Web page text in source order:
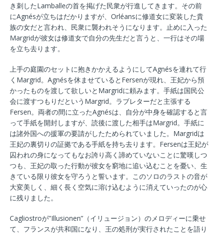
き刺したLamballeの首を掲げた民衆が行進してきます。その前
にAgnésが立ちはだかりますが、Orléansに修道女に変装した貴
族の女だと言われ、民衆に襲われそうになります。止めに入った
Margridが彼女は修道女で自分の先生だと言うと、一行はその場
を立ち去ります。
上手の庭園のセットに抱きかかえるようにしてAgnésを連れて行
くMargrid。Agnésを休ませているとFersenが現れ、王妃から預
かったものを渡して欲しいとMargridに頼みます。手紙は国民公
会に渡すつもりだというMargrid。ラブレターだと主張する
Fersen。両者の間に立ったAgnésは、自分が中身を確認すると言
って手紙を開封しますが、読後に渡した相手はMargrid。手紙に
は諸外国への援軍の要請がしたためられていました。Margridは
王妃の裏切りの証拠である手紙を持ち去ります。Fersenは王妃が
囚われの身になってもなお誇り高く諦めていないことに驚嘆しつ
つも、王妃の取った行動が彼女を窮地に追い込むことを憂い、生
きている限り彼女を守ろうと誓います。このソロのラストの音が
大変美しく、細く長く空気に溶け込むように消えていったのが心
に残りました。
Cagliostroが”Illusionen”（イリュージョン）のメロディーに乗せ
て、フランスが共和国になり、王の処刑が実行されたことを語り